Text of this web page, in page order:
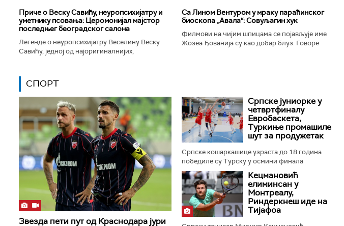
Приче о Веску Савићу, неуропсихијатру и
уметнику псовања: Церомонијал мајстор
последњег београдског салона
Легенде о неуропсихијатру Веселину Веску
Савићу, једној од најоригиналнијих,
Београду...
Са Лином Вентуром у мраку параћинског
биоскопа „Авала“: Совуљагин хук
Филмови на чијим шпицама се појављује име
Жозеа Ђованија су као добар блуз. Говоре
СПОРТ
Звезда пети пут од Краснодара јури
Српске јуниорке у
четвртфиналу
Евробаскета,
Туркиње промашиле
шут за продужетак
Српске кошаркашице узраста до 18 година
победиле су Турску у осмини финала
Евробаскета са 70:67 у Стокхолму...
Кецмановић
елиминсан у
Монтреалу,
Риндеркнеш иде на
Тијафоа